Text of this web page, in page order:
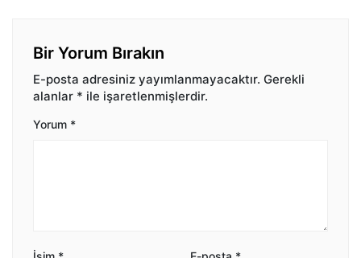
Bir Yorum Bırakın
E-posta adresiniz yayımlanmayacaktır. Gerekli
alanlar * ile işaretlenmişlerdir.
Yorum *